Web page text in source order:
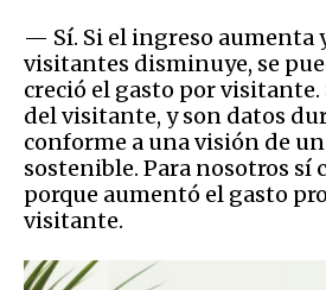
— Sí. Si el ingreso aumenta
visitantes disminuye, se
creció el gasto por visitante.
del visitante, y son datos
conforme a una visión de
sostenible. Para nosotros sí
porque aumentó el gasto
visitante.